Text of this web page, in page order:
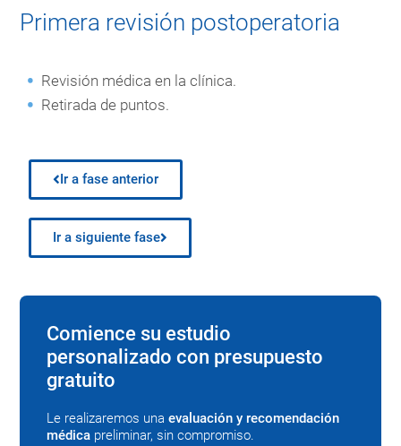
Primera revisión postoperatoria
Revisión médica en la clínica.
Retirada de puntos.
Ir a fase anterior
Ir a siguiente fase
Comience su estudio
personalizado con presupuesto
gratuito
Le realizaremos una evaluación y recomendación
médica preliminar, sin compromiso.